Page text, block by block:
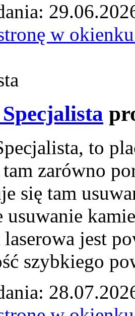
w
to
tam zarówno
się tam
usuwanie
laserowa jest
szybkiego